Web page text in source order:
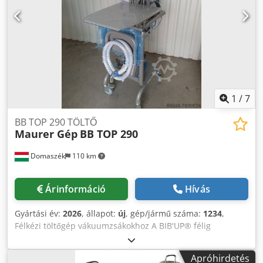
minősítésű elektronika A gép a fűtőközeg hőmérsékletét
automatikusan szabályozza. Működése manuális.
Minimális karbantartást igényel.
1 /7
Domaszék 110 km
BB TOP 290 TÖLTŐ
Maurer Gép BB TOP 290
Árinformáció Hívás
Gyártási év: 2026, állapot: új, gép/jármű száma: 1234,
Félkézi töltőgép vákuumzsákokhoz A BIB'UP® félig
manuális töltőgép tökéletesen alkalmas 2-20 literes BIB
típusú vákuumzsákok és 1,5-3 literes tasakok kis és
Apróhirdetés